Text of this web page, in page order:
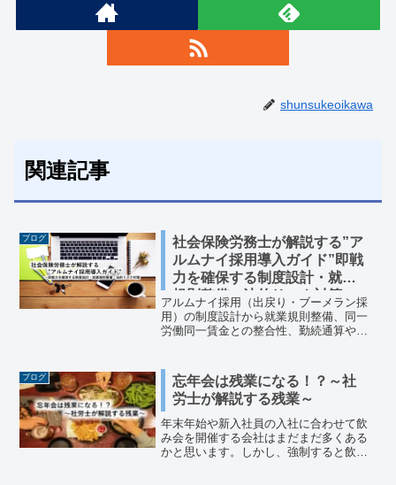
shunsukeoikawa
関連記事
ブログ
社会保険労務士が解説する”ア
ルムナイ採用導入ガイド”即戦
力を確保する制度設計・就業
規則整備・法的リスク対策
アルムナイ採用（出戻り・ブーメラン採
用）の制度設計から就業規則整備、同一
労働同一賃金との整合性、勤続通算や有
ントをわかりやすくまとめています。
ブログ
忘年会は残業になる！？～社
労士が解説する残業～
年末年始や新入社員の入社に合わせて飲
み会を開催する会社はまだまだ多くある
かと思います。しかし、強制すると飲み